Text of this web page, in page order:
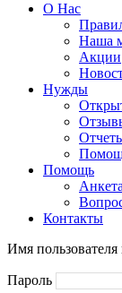
О Нас
Наша
Акции
Нужды
Помощь
Анкета
Контакты
Имя пользователя
Пароль